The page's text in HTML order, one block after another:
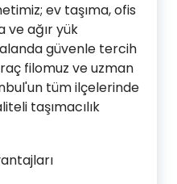
ev taşıma, ofis
ve ağır yük
alanda güvenle tercih
filomuz ve uzman
tüm ilçelerinde
taşımacılık